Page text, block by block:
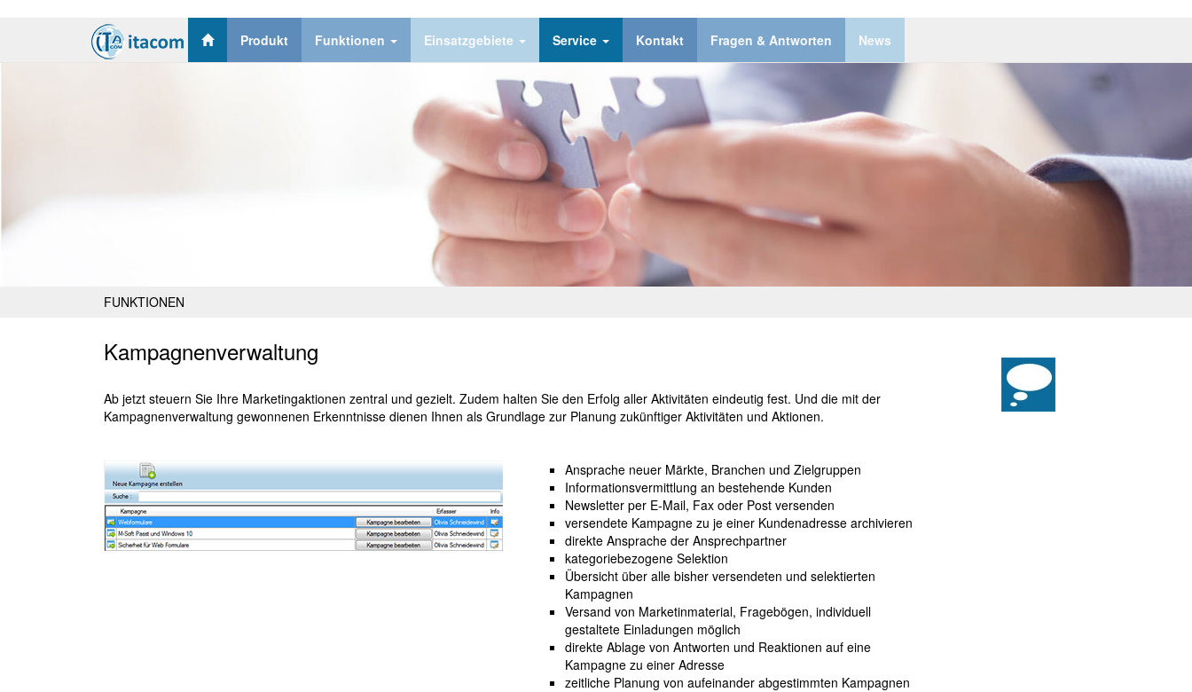
Produkt Funktionen Einsatzgebiete Service Kontakt Fragen & Antworten News
FUNKTIONEN
Kampagnenverwaltung
Ab jetzt steuern Sie Ihre Marketingaktionen zentral und gezielt. Zudem halten Sie den Erfolg aller Aktivitäten eindeutig fest. Und die mit der
Kampagnenverwaltung gewonnenen Erkenntnisse dienen Ihnen als Grundlage zur Planung zukünftiger Aktivitäten und Aktionen.
Ansprache neuer Märkte, Branchen und Zielgruppen
Informationsvermittlung an bestehende Kunden
Newsletter per E-Mail, Fax oder Post versenden
versendete Kampagne zu je einer Kundenadresse archivieren
direkte Ansprache der Ansprechpartner
kategoriebezogene Selektion
Übersicht über alle bisher versendeten und selektierten
Kampagnen
Versand von Marketinmaterial, Fragebögen, individuell
gestaltete Einladungen möglich
direkte Ablage von Antworten und Reaktionen auf eine
Kampagne zu einer Adresse
zeitliche Planung von aufeinander abgestimmten Kampagnen